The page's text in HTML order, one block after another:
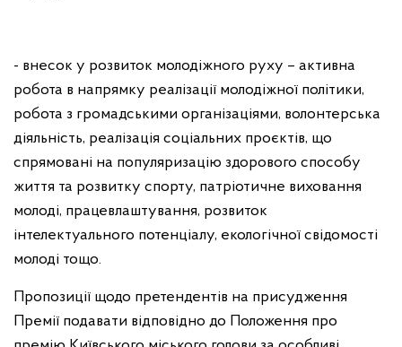
- внесок у розвиток молодіжного руху – активна
робота в напрямку реалізації молодіжної політики,
робота з громадськими організаціями, волонтерська
діяльність, реалізація соціальних проєктів, що
спрямовані на популяризацію здорового способу
життя та розвитку спорту, патріотичне виховання
молоді, працевлаштування, розвиток
інтелектуального потенціалу, екологічної свідомості
молоді тощо.
Пропозиції щодо претендентів на присудження
Премії подавати відповідно до Положення про